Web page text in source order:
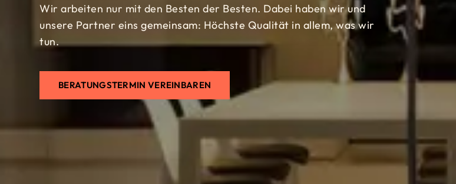
Wir arbeiten nur mit den Besten der Besten. Dabei haben wir und
unsere Partner eins gemeinsam: Höchste Qualität in allem, was wir
tun.
BERATUNGSTERMIN VEREINBAREN